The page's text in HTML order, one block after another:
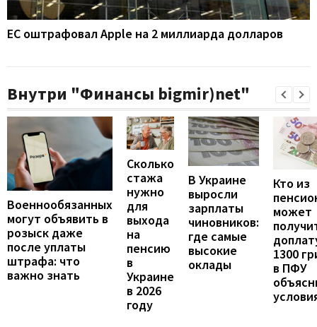
ЕС оштрафовал Apple на 2 миллиарда долларов
Внутри "Финансы bigmir)net"
Военнообязанных
могут объявить в
розыск даже
после уплаты
штрафа: что
важно знать
Сколько
стажа
нужно
для
выхода
на
пенсию
в
Украине
в 2026
году
В Украине
выросли
зарплаты
чиновников:
где самые
высокие
оклады
Кто из
может
1300
в ПФУ